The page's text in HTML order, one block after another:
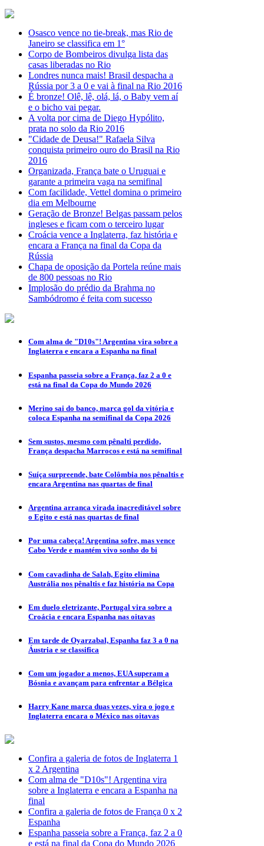
Osasco vence no tie-break, mas Rio de
Janeiro se classifica em 1°
Corpo de Bombeiros divulga lista das
casas liberadas no Rio
Londres nunca mais! Brasil despacha a
Rússia por 3 a 0 e vai à final na Rio 2016
É bronze! Olê, lê, olá, lá, o Baby vem aí
e o bicho vai pegar.
A volta por cima de Diego Hypólito,
prata no solo da Rio 2016
"Cidade de Deusa!" Rafaela Silva
conquista primeiro ouro do Brasil na Rio
2016
Organizada, França bate o Uruguai e
garante a primeira vaga na semifinal
Com facilidade, Vettel domina o primeiro
dia em Melbourne
Geração de Bronze! Belgas passam pelos
ingleses e ficam com o terceiro lugar
Croácia vence a Inglaterra, faz história e
encara a França na final da Copa da
Rússia
Chapa de oposição da Portela reúne mais
de 800 pessoas no Rio
Implosão do prédio da Brahma no
Sambódromo é feita com sucesso
Com alma de "D10s"! Argentina vira sobre a
Inglaterra e encara a Espanha na final
Espanha passeia sobre a França, faz 2 a 0 e
está na final da Copa do Mundo 2026
Merino sai do banco, marca gol da vitória e
coloca Espanha na semifinal da Copa 2026
Sem sustos, mesmo com pênalti perdido,
França despacha Marrocos e está na semifinal
Suíça surpreende, bate Colômbia nos pênaltis e
encara Argentina nas quartas de final
Argentina arranca virada inacreditável sobre
o Egito e está nas quartas de final
Por uma cabeça! Argentina sofre, mas vence
Cabo Verde e mantém vivo sonho do bi
Com cavadinha de Salah, Egito elimina
Austrália nos pênaltis e faz história na Copa
Em duelo eletrizante, Portugal vira sobre a
Croácia e encara Espanha nas oitavas
Em tarde de Oyarzabal, Espanha faz 3 a 0 na
Áustria e se classifica
Com um jogador a menos, EUA superam a
Bósnia e avançam para enfrentar a Bélgica
Harry Kane marca duas vezes, vira o jogo e
Inglaterra encara o México nas oitavas
Confira a galeria de fotos de Inglaterra 1
x 2 Argentina
Com alma de "D10s"! Argentina vira
sobre a Inglaterra e encara a Espanha na
final
Confira a galeria de fotos de França 0 x 2
Espanha
Espanha passeia sobre a França, faz 2 a 0
e está na final da Copa do Mundo 2026